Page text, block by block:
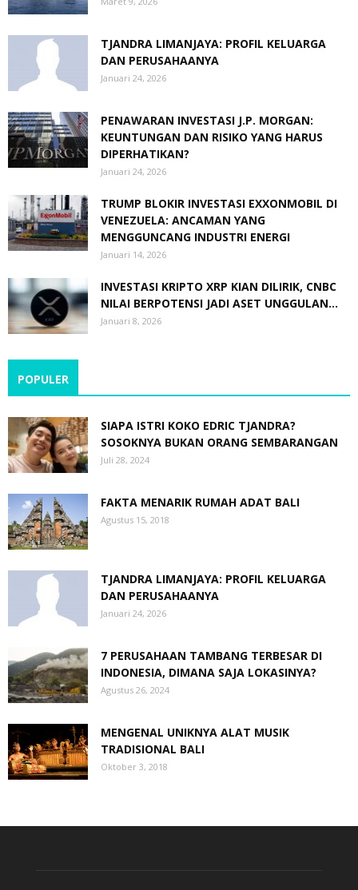
TJANDRA LIMANJAYA: PROFIL KELUARGA
DAN PERUSAHAANYA
Januari 24, 2026
PENAWARAN INVESTASI J.P. MORGAN:
KEUNTUNGAN DAN RISIKO YANG HARUS
DIPERHATIKAN?
Januari 24, 2026
TRUMP BLOKIR INVESTASI EXXONMOBIL DI
VENEZUELA: ANCAMAN YANG
MENGGUNCANG INDUSTRI ENERGI
Januari 14, 2026
INVESTASI KRIPTO XRP KIAN DILIRIK, CNBC
NILAI BERPOTENSI JADI ASET UNGGULAN...
Januari 8, 2026
POPULER
SIAPA ISTRI KOKO EDRIC TJANDRA?
SOSOKNYA BUKAN ORANG SEMBARANGAN
Juli 28, 2024
FAKTA MENARIK RUMAH ADAT BALI
Agustus 15, 2018
TJANDRA LIMANJAYA: PROFIL KELUARGA
DAN PERUSAHAANYA
Januari 24, 2026
7 PERUSAHAAN TAMBANG TERBESAR DI
INDONESIA, DIMANA SAJA LOKASINYA?
Agustus 26, 2024
MENGENAL UNIKNYA ALAT MUSIK
TRADISIONAL BALI
Oktober 3, 2018